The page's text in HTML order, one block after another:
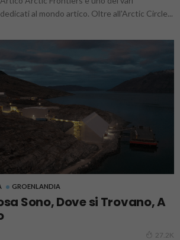
al mondo artico. Oltre all'Arctic Circle...
GROENLANDIA
Sono, Dove si Trovano, A
27.2K